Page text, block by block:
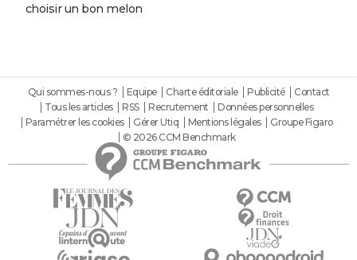
choisir un bon melon
Qui sommes-nous ? Equipe Charte éditoriale Publicité
Contact
Tous les articles
RSS Recrutement
Données personnelles
Paramétrer les cookies
Gérer Utiq Mentions légales
Groupe Figaro
© 2026 CCM Benchmark